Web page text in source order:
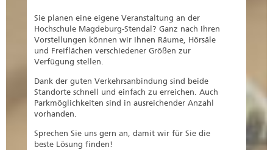
Sie planen eine eigene Veranstaltung an der
Hochschule Magdeburg-Stendal? Ganz nach Ihren
Vorstellungen können wir Ihnen Räume, Hörsäle
und Freiflächen verschiedener Größen zur
Verfügung stellen.
Dank der guten Verkehrsanbindung sind beide
Standorte schnell und einfach zu erreichen. Auch
Parkmöglichkeiten sind in ausreichender Anzahl
vorhanden.
Sprechen Sie uns gern an, damit wir für Sie die
beste Lösung finden!